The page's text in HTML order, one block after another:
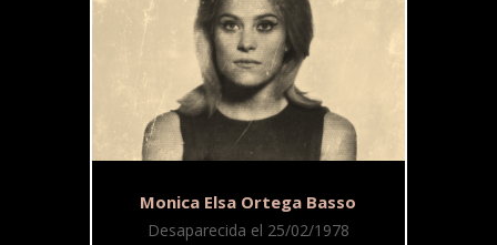
Monica Elsa Ortega Basso
Desaparecida el 25/02/1978